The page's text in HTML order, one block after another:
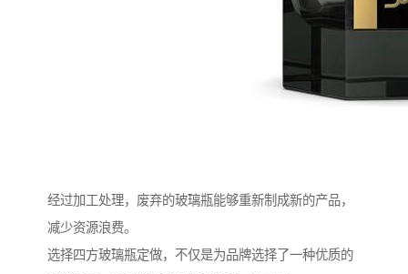
经过加工处理，废弃的玻璃瓶能够重新制成新的产品，
减少资源浪费。
选择四方玻璃瓶定做，不仅是为品牌选择了一种优质的